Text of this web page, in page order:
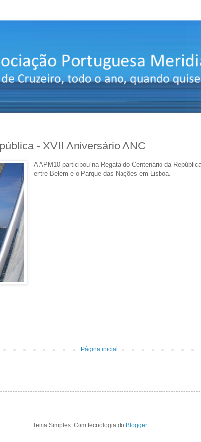
- XVII Aniversário ANC
A APM10 participou na Regata do Centenário da
entre Belém e o Parque das Nações em Lisboa.
Página inicial
Tema Simples. Com tecnologia do Blogger.